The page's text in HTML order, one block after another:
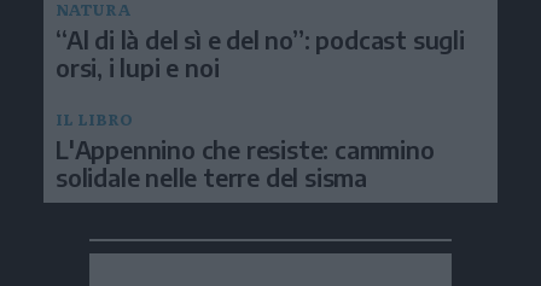
NATURA
“Al di là del sì e del no”: podcast sugli
orsi, i lupi e noi
IL LIBRO
L'Appennino che resiste: cammino
solidale nelle terre del sisma